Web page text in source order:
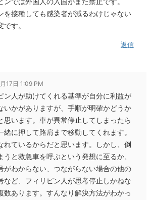
を接種しても感染者が減るわけじゃない
す。
返信
17日 1:09 PM
ン人が助けてくれる基準が自分に利益が
いかがありますが、手順が明確かどうか
思います。車が異常停止してしまったら
緒に押して路肩まで移動してくれます。
れているからだと思います。しかし、倒
うと救急車を呼ぶという発想に至るか、
がわからない、つながらない場合の他の
など、フィリピン人が思考停止しかねな
数あります。すんなり解決方法がわかっ